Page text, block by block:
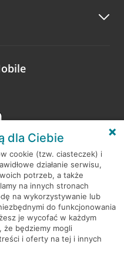
opinią o wizycie.
dla Ciebie
cookie (tzw. ciasteczek) i
działanie serwisu,
potrzeb, a także
na innych stronach
na wykorzystywanie lub
do funkcjonowania
je wycofać w każdym
że będziemy mogli
i oferty na tej i innych